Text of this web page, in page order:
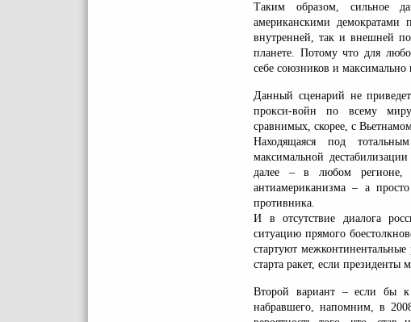
Таким образом, сильное
американскими
внутренней, так и внешней
планете. Потому что для
себе союзников и максимально
Данный сценарий не
прокси-войн по всему
сравнимых, скорее, с
Находящаяся под
максимальной
далее – в любом регионе,
антиамериканизма – а
противника.
И в отсутствие диалога
ситуацию прямого
стартуют
старта ракет, если президенты
Второй вариант – если бы
набравшего, напомним, в